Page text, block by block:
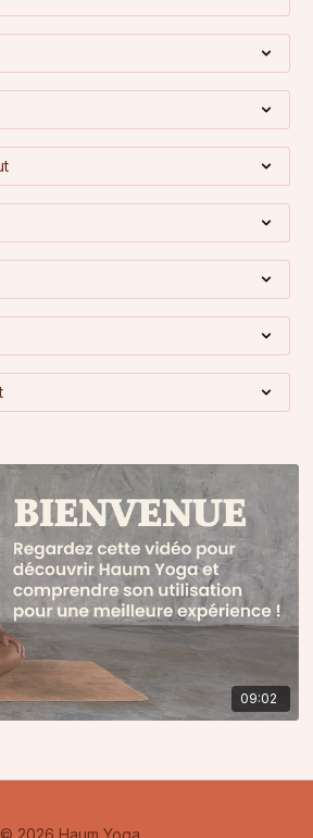
09:02
© 2026 Haum Yoga